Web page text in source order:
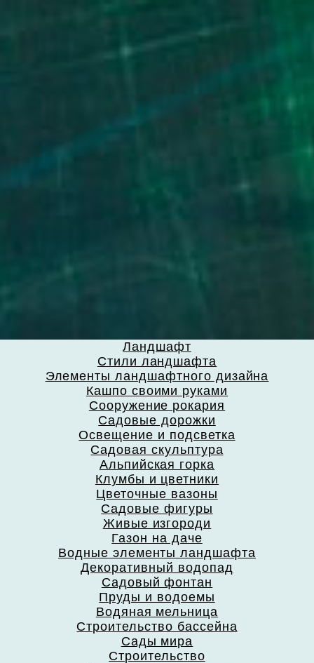
Ландшафт
Стили ландшафта
Элементы ландшафтного дизайна
Кашпо своими руками
Сооружение рокария
Садовые дорожки
Освещение и подсветка
Садовая скульптура
Альпийская горка
Клумбы и цветники
Цветочные вазоны
Садовые фигуры
Живые изгороди
Газон на даче
Водные элементы ландшафта
Декоративный водопад
Садовый фонтан
Пруды и водоемы
Водяная мельница
Строительство бассейна
Сады мира
Строительство